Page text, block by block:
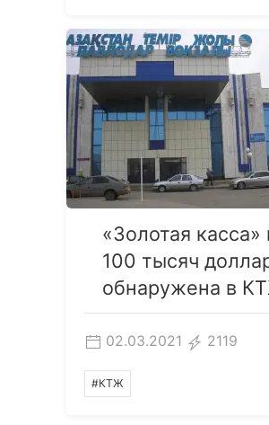
«Золотая касса»
100 тысяч
обнаружена в
02.03.2021 2119
#КТЖ